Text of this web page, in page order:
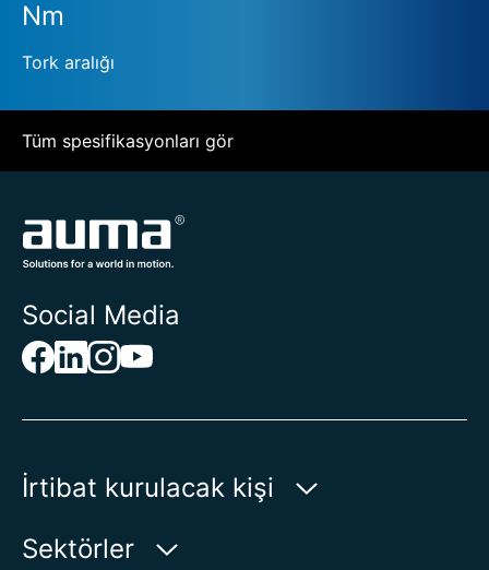
Nm
Tork aralığı
Tüm spesifikasyonları gör
Social Media
İrtibat kurulacak kişi
AUMA Riester
Sektörler